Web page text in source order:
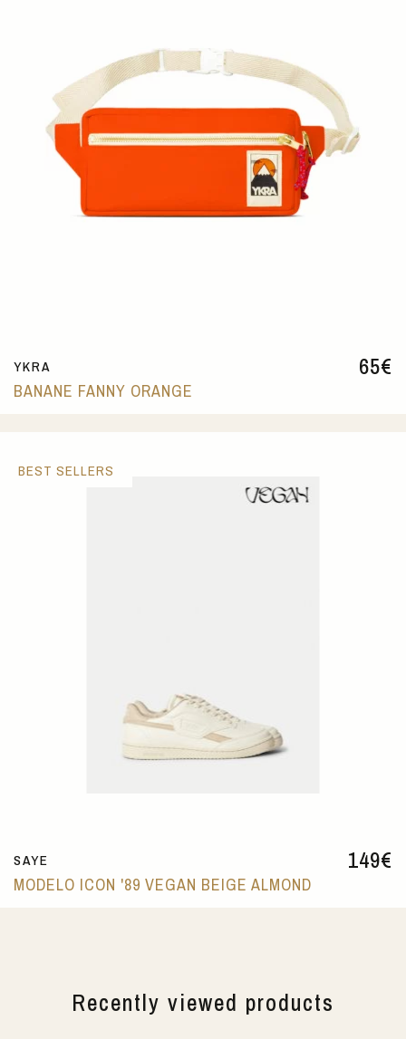
65€
YKRA
BANANE FANNY ORANGE
149€
SAYE
MODELO ICON '89 VEGAN BEIGE ALMOND
BEST SELLERS
Recently viewed products